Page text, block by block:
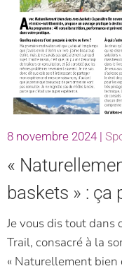
8 novembre 2024|
«
baskets » : ça
Je vous dis tout
Trail, consacré à la
« Naturellement bien